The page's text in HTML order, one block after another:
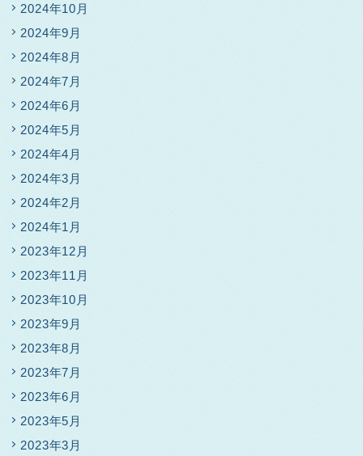
2024年10月
2024年9月
2024年8月
2024年7月
2024年6月
2024年5月
2024年4月
2024年3月
2024年2月
2024年1月
2023年12月
2023年11月
2023年10月
2023年9月
2023年8月
2023年7月
2023年6月
2023年5月
2023年3月